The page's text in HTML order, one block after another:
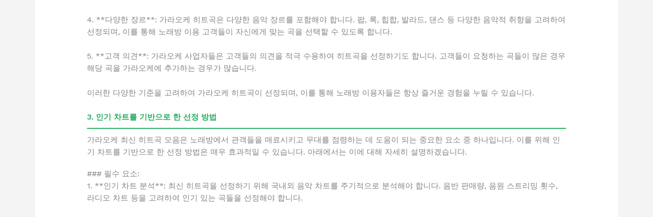
4. **다양한 장르**: 가라오케 히트곡은 다양한 음악 장르를 포함해야 합니다. 팝, 록, 힙합, 발라드, 댄스 등 다양한 음악적 취향을 고려하여
선정되며, 이를 통해 노래방 이용 고객들이 자신에게 맞는 곡을 선택할 수 있도록 합니다.
5. **고객 의견**: 가라오케 사업자들은 고객들의 의견을 적극 수용하여 히트곡을 선정하기도 합니다. 고객들이 요청하는 곡들이 많은 경우
해당 곡을 가라오케에 추가하는 경우가 많습니다.
이러한 다양한 기준을 고려하여 가라오케 히트곡이 선정되며, 이를 통해 노래방 이용자들은 항상 즐거운 경험을 누릴 수 있습니다.
3. 인기 차트를 기반으로 한 선정 방법
가라오케 최신 히트곡 모음은 노래방에서 관객들을 매료시키고 무대를 점령하는 데 도움이 되는 중요한 요소 중 하나입니다. 이를 위해 인
기 차트를 기반으로 한 선정 방법은 매우 효과적일 수 있습니다. 아래에서는 이에 대해 자세히 설명하겠습니다.
### 필수 요소:
1. **인기 차트 분석**: 최신 히트곡을 선정하기 위해 국내외 음악 차트를 주기적으로 분석해야 합니다. 음반 판매량, 음원 스트리밍 횟수,
라디오 차트 등을 고려하여 인기 있는 곡들을 선정해야 합니다.